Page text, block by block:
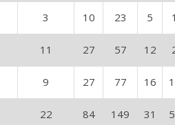
3 10 23 5 1
11 27 57 12
9 27 77 16
22 84 149 31